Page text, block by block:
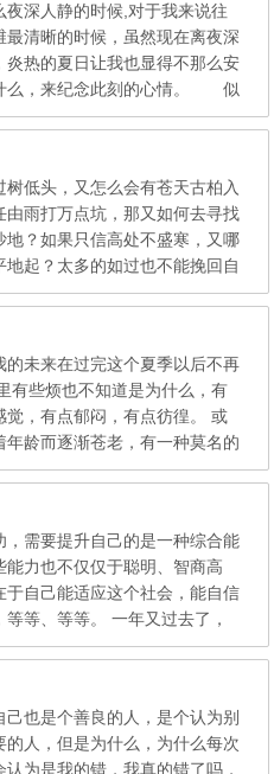
它沉淀到了心里，对你也是，
你在一起我的话还是蛮多的，相
到（听...
夜深人静的时候,对于我来说往
最清晰的时候，虽然现在离夜深
炎热的夏日让我也显得不那么安
么，来纪念此刻的心情。 似
回自己了，我想可能是时间久了
惯真的很可怕,让我几乎忘记原
在慢慢回忆，回忆以前的自己。
树低头，又怎么会有苍天古柏入
由雨打万点坑，那又如何去寻找
地？如果只信高处不盛寒，又哪
地起？太多的如过也不能挽回自
“做一名语文教师”。 时间的
的傻子．我总是在明明可以把握
放弃．虽然那时做语文教师就是
...
的未来在过完这个夏季以后不再
有些烦也不知道是为什么，有
觉，有点郁闷，有点彷徨。 或
年龄而逐渐苍老，有一种莫名的
在想人生真的需要外界强压给自
现我一个有趣的问题的开始，不
油打气但对自己的将来却真的感
标也不...
，需要提升自己的是一种综合能
能力也不仅仅于聪明、智商高
于自己能适应这个社会，能自信
等等、等等。 一年又过去了，
己也快速体会到自己的一种成
么都要学。 激情、执着、干
机应变、自信等字眼都在一步一
往直前！ 人需要追求卓越 卓越
己也是个善良的人，是个认为别
的人，但是为什么，为什么每次
认为是我的错，我真的错了吗，